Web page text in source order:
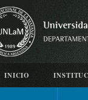
INICIO